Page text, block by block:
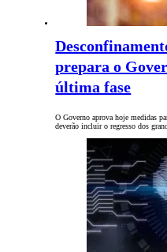
prepara o
última fase
O Governo aprova hoje medidas
deverão incluir o regresso dos